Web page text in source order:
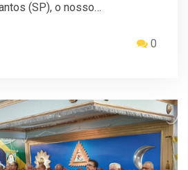
(SP), o nosso…
0